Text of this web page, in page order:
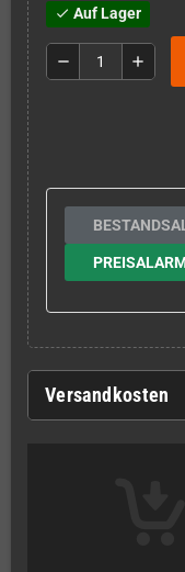
check Auf Lager
remove add
Versandkosten